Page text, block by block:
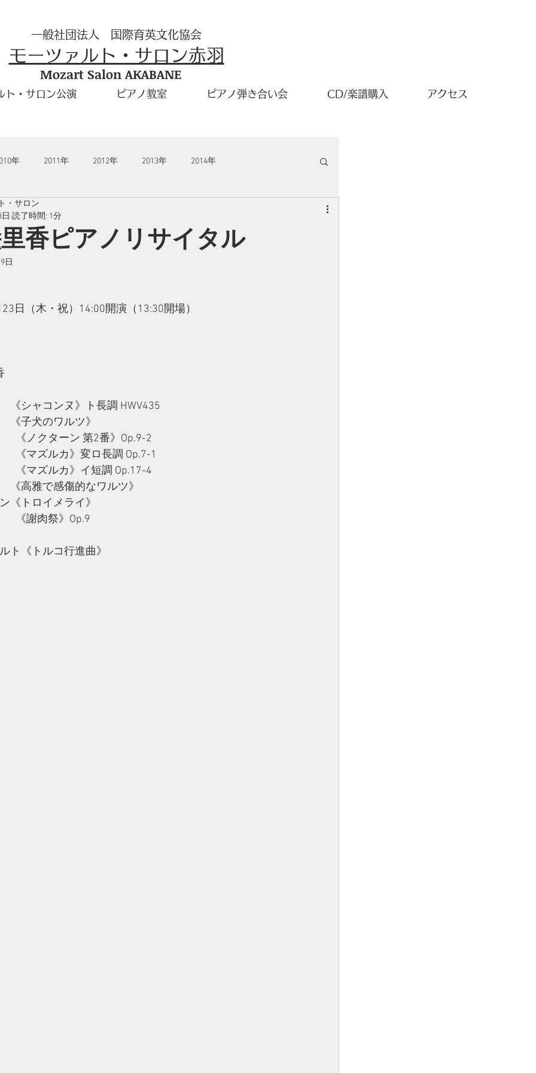
一般社団法人 国際育英文化協会
モーツァルト・サロン赤羽
Mozart Salon AKABANE
ト・サロン公演 ピアノ教室 ピアノ弾き合い会 CD/楽譜購入 アクセス
年 2011年 2012年 2013年 2014年
香ピアノリサイタル
・サロン
読了時間: 1分
日
日（木・祝）14:00開演（13:30開場）
《シャコンヌ》ト長調 HWV435
《子犬のワルツ》
ーン 第2番》Op.9-2
カ》変ロ長調 Op.7-1
カ》イ短調 Op.17-4
《高雅で感傷的なワルツ》
《トロイメライ》
祭》Op.9
ト《トルコ行進曲》